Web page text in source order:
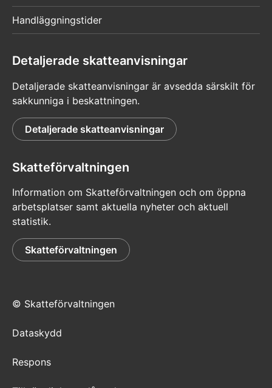
Handläggningstider
Detaljerade skatteanvisningar
Detaljerade skatteanvisningar är avsedda särskilt för
sakkunniga i beskattningen.
Detaljerade skatteanvisningar
Skatteförvaltningen
Information om Skatteförvaltningen och om öppna
arbetsplatser samt aktuella nyheter och aktuell
statistik.
Skatteförvaltningen
© Skatteförvaltningen
Dataskydd
Respons